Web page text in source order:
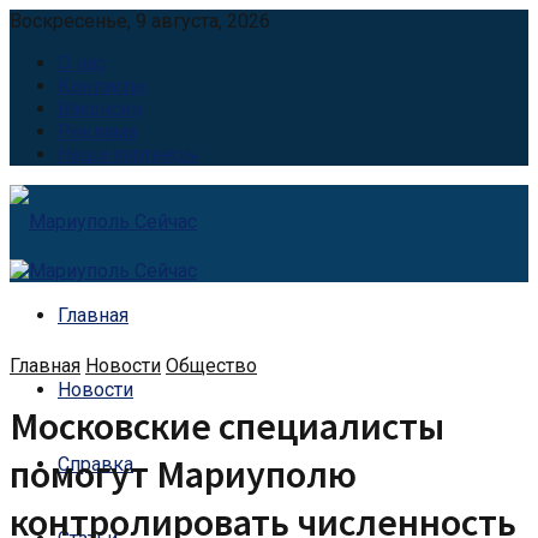
Воскресенье, 9 августа, 2026
О нас
Контакты
Вакансии
Реклама
Наши партнёры
Главная
Новости
Справка
Главная Новости Общество
Московские специалисты
помогут Мариуполю
контролировать численность